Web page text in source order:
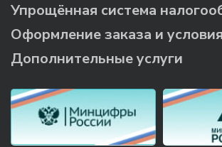
Упрощённая система
Оформление заказа и
Дополнительные услуги